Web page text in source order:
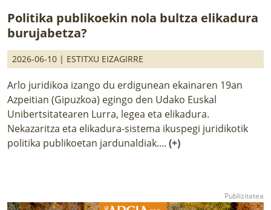
Politika publikoekin nola bultza elikadura
burujabetza?
2026-06-10 | ESTITXU EIZAGIRRE
Arlo juridikoa izango du erdigunean ekainaren 19an
Azpeitian (Gipuzkoa) egingo den Udako Euskal
Unibertsitatearen Lurra, legea eta elikadura.
Nekazaritza eta elikadura-sistema ikuspegi juridikotik
politika publikoetan jardunaldiak.... (+)